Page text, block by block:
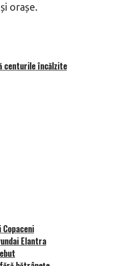
orașe.
centurile încălzite
Elantra